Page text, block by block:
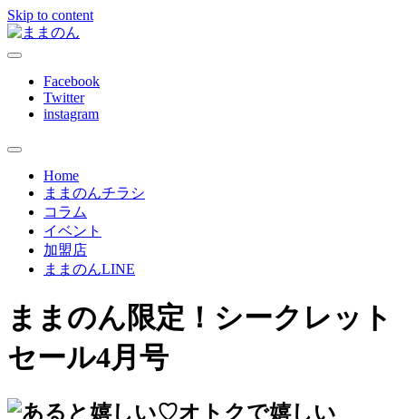
Skip to content
ままのん
ままのんは、忙しいあなたを応援します
Facebook
Twitter
instagram
Home
ままのんチラシ
コラム
イベント
加盟店
ままのんLINE
ままのん限定！シークレット
セール4月号